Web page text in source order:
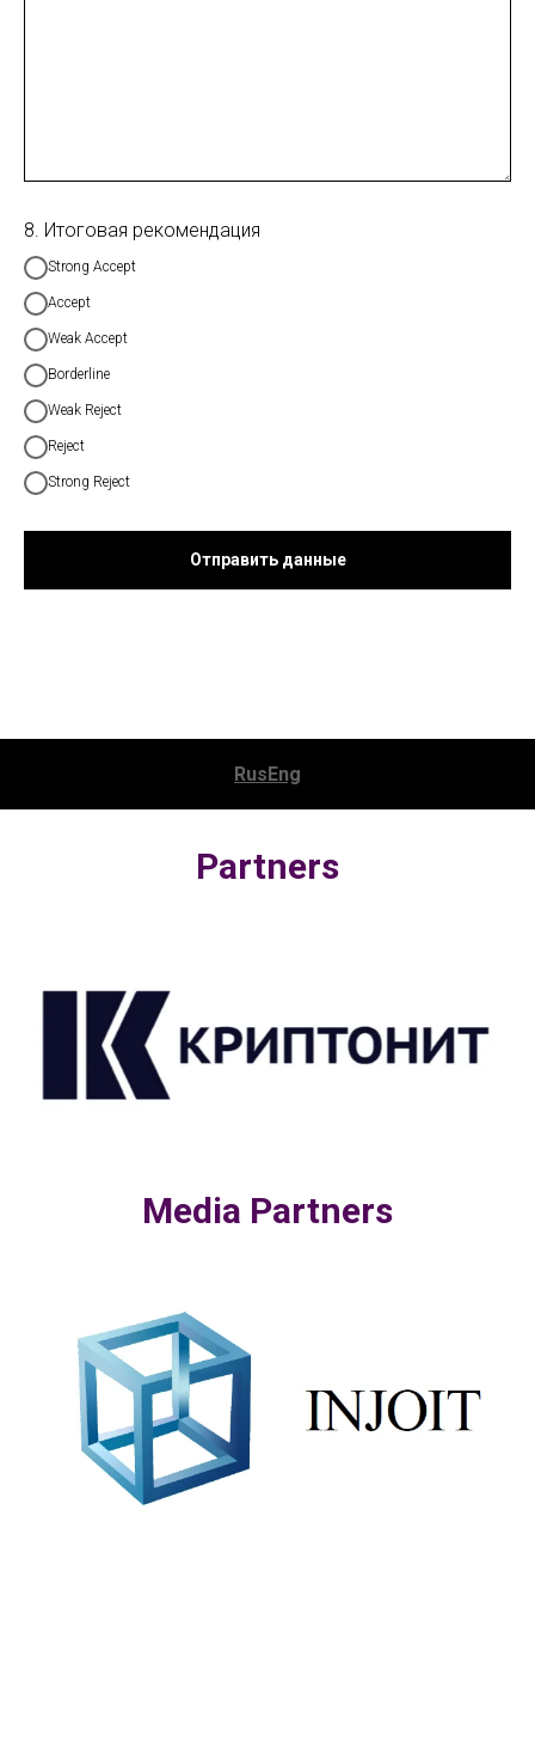
8. Итоговая рекомендация
Strong Accept
Accept
Weak Accept
Borderline
Weak Reject
Reject
Strong Reject
Отправить данные
RusEng
Partners
Media Partners